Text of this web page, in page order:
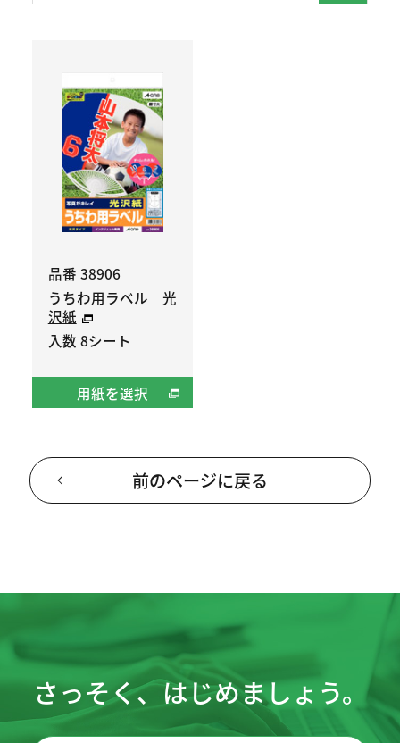
品番 38906
うちわ用ラベル 光
沢紙
入数 8シート
用紙を選択
前のページに戻る
さっそく、はじめましょう。